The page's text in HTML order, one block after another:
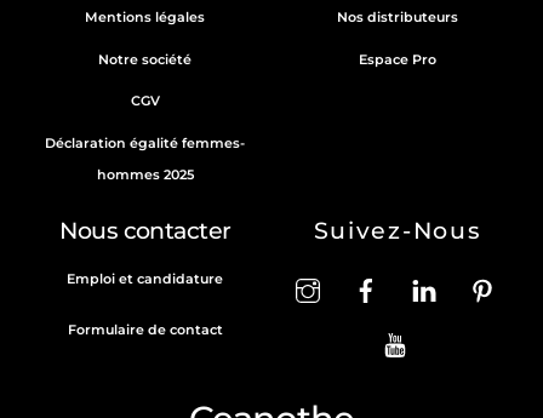
Mentions légales
Notre société
CGV
Déclaration égalité femmes-
hommes 2025
Nos distributeurs
Espace Pro
Nous contacter
Emploi et candidature
Formulaire de contact
Suivez-Nous